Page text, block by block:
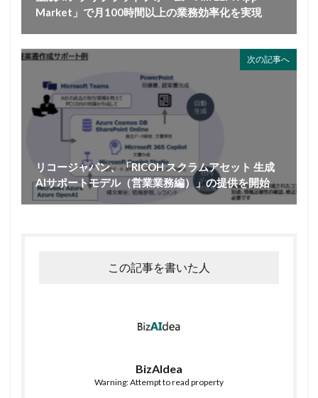
Market」で月100時間以上の業務効率化を実現
次の記事へ
リコージャパン、「RICOH スクラムアセット 生成
AIサポートモデル（営業業務編）」の提供を開始
この記事を書いた人
BizAIdea
Warning: Attempt to read property